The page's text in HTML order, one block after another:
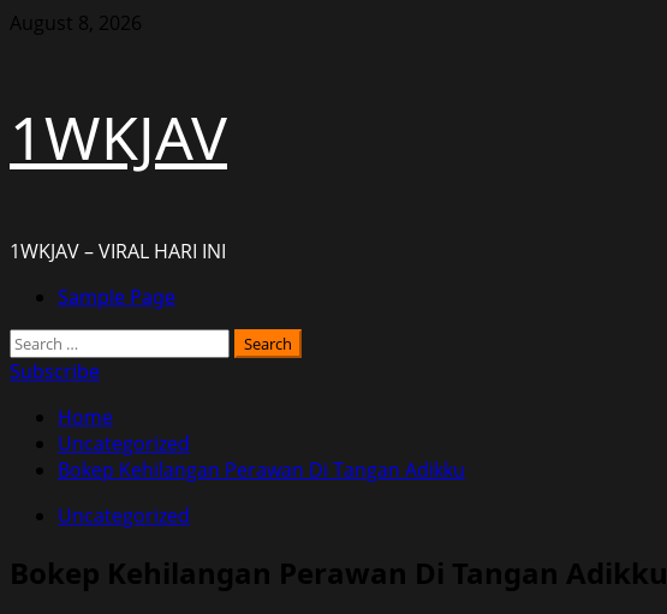
Skip
August 8, 2026
1WKJAV
1WKJAV – VIRAL HARI INI
PrimarySample Page
Search
for:
Subscribe
Home
Uncategorized
Bokep Kehilangan Perawan Di Tangan Adikku
Uncategorized
Bokep Kehilangan Perawan Di Tangan Adikku